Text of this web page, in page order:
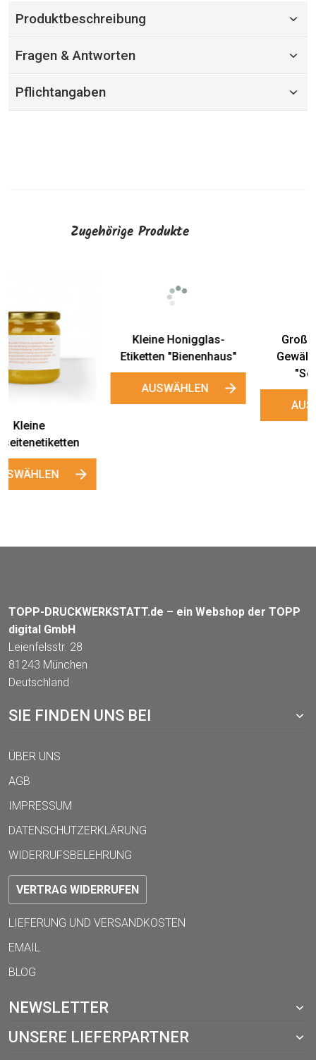
Produktbeschreibung
Fragen & Antworten
Pflichtangaben
Zugehörige Produkte
Kleine Honigglas-
Etiketten "Bienenhaus"
AUSWÄHLEN
Große Honigglas-
TOPP-DRUCKWERKSTATT.de – ein Webshop der TOPP
digital GmbH
Leienfelsstr. 28
81243 München
VERTRAG WIDERRUFEN